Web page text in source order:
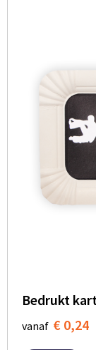
Bedrukt
vanaf € 0,24